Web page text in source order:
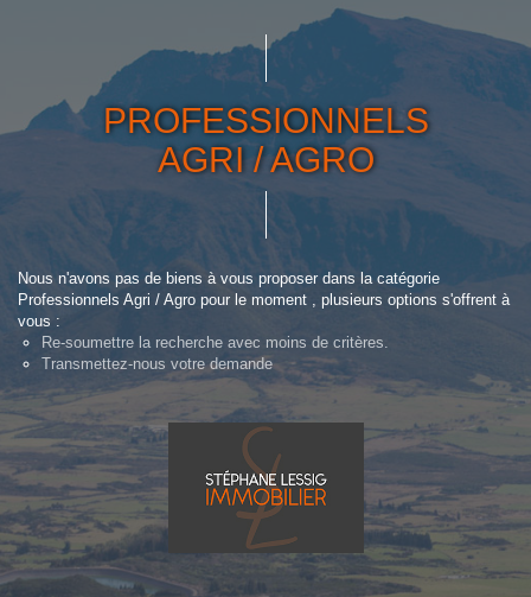
PROFESSIONNELS
AGRI / AGRO
Nous n'avons pas de biens à vous proposer dans la catégorie
Professionnels Agri / Agro pour le moment , plusieurs options s'offrent à
vous :
Re-soumettre la recherche avec moins de critères.
Transmettez-nous votre demande